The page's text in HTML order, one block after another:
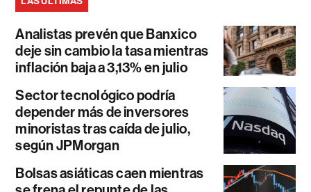
Analistas prevén que Banxico
deje sin cambio la tasa mientras
inflación baja a 3,13% en julio
Sector tecnológico podría
depender más de inversores
minoristas tras caída de julio,
según JPMorgan
Bolsas asiáticas caen mientras